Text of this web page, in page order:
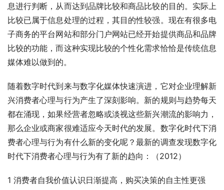
息进行判断，从而达到品牌比较和商品比较的目的。实际上
比较已属于信息处理的过程，其目的性较强。现在有很多电
子商务的平台网站和部分门户网站已经开始提供商品和品牌
比较的功能，而这种实现比较的个性化需求恰恰是传统信息
媒体难以做到的。
随着数字时代到来与数字化媒体快速演进，它对企业理解新
兴消费者心理与行为产生了深刻影响。新的规则与趋势每天
都在涌现，如果经营者忽略或淡视这些新兴潮流的影响力，
那么企业或商家很难适应今天时代的发展。数字化时代下消
费者心理与行为有什么新的变化呢？最新的调查发现数字化
时代下消费者心理与行为有了新的趋向：（2012）
1 消费者自我价值认识日渐提高，购买决策的自主性更强